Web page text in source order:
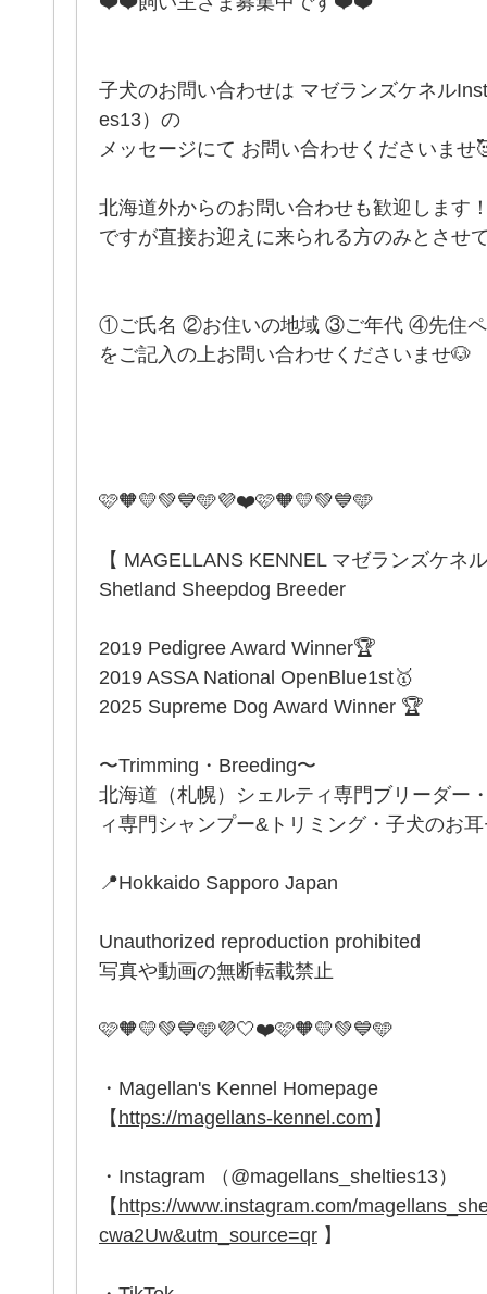
子犬のお問い合わせは マゼランズケネル
es13）の
メッセージにて お問い合わせくださいませ
北海道外からのお問い合わせも歓迎します
ですが直接お迎えに来られる方のみとさせ
①ご氏名 ②お住いの地域 ③ご年代 ④先住ペ
をご記入の上お問い合わせくださいませ🐶
️🩷🧡💛💚💙🩵💜❤️🩷🧡💛💚💙🩵
【 MAGELLANS KENNEL マゼランズケネ
Shetland Sheepdog Breeder
2019 Pedigree Award Winner🏆
2019 ASSA National OpenBlue1st🥇
2025 Supreme Dog Award Winner 🏆
〜Trimming・Breeding〜
北海道（札幌）シェルティ専門ブリーダー
ィ専門シャンプー&トリミング・子犬のお
📍Hokkaido Sapporo Japan
Unauthorized reproduction prohibited
写真や動画の無断転載禁止
🩷🧡💛💚💙🩵💜🤍❤️🩷🧡💛💚💙🩵
・Magellan's Kennel Homepage
【https://magellans-kennel.com】
・Instagram （@magellans_shelties13）
【https://www.instagram.com/
cwa2Uw&utm_source=qr 】